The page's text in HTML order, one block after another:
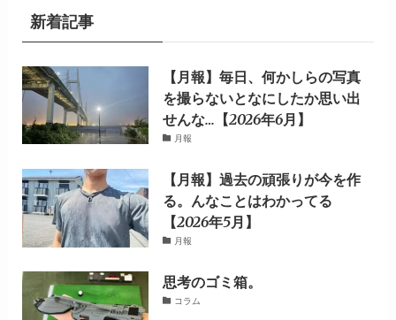
新着記事
【月報】毎日、何かしらの写真
を撮らないとなにしたか思い出
せんな…【2026年6月】
月報
【月報】過去の頑張りが今を作
る。んなことはわかってる
【2026年5月】
月報
思考のゴミ箱。
コラム